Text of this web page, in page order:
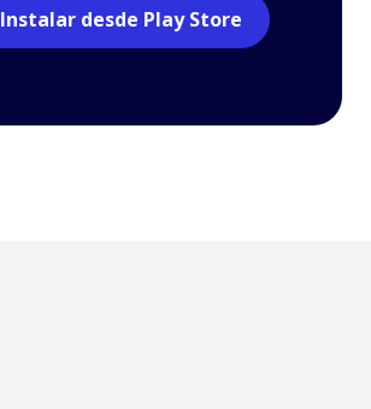
Instalar desde Play Store